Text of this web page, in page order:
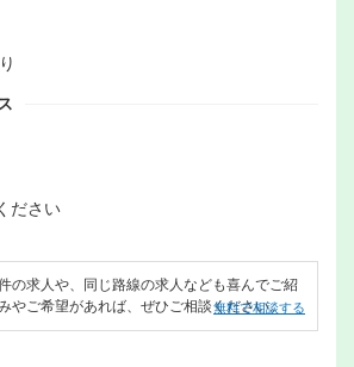
ださい
の求人や、同じ路線の求人なども喜んでご紹
やご希望があれば、ぜひご相談ください。
無料で相談する